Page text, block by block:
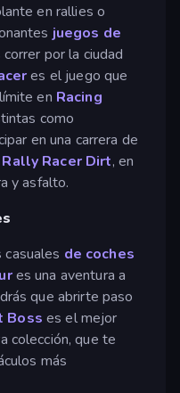
en rallies o
juegos de
por la ciudad
es el juego que
en Racing
como
en una carrera de
Rally Racer Dirt, en
y asfalto.
de coches
es una aventura a
que abrirte paso
Boss es el mejor
colección, que te
más